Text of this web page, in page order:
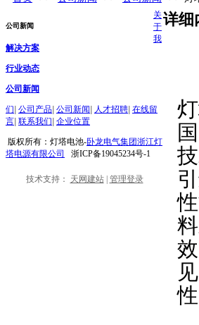
详细
性
公司新闻
解决方案
行业动态
公司新闻
关
于
我
们 公司产品 公司新闻 人才招聘 在线留
言 联系我们 企业位置
版权所有：灯塔电池-卧龙电气集团浙江灯
塔电源有限公司
浙ICP备19045234号-1
技术支持： 天网建站| 管理登录